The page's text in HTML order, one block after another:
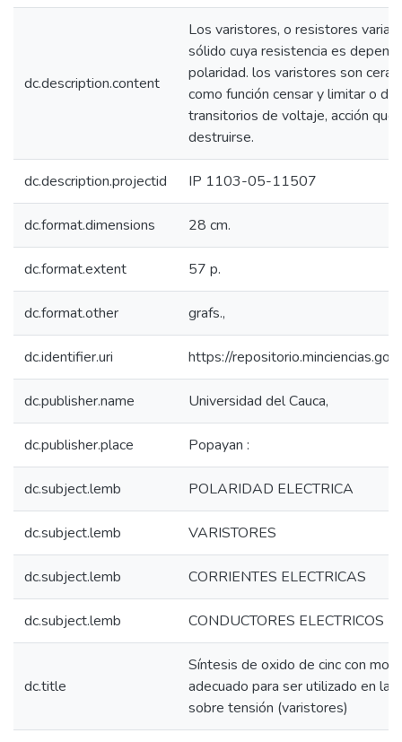
dc.description.content
Los varistores, o resistores
sólido cuya resistencia es
polaridad. los varistores son
como función censar y limitar o
transitorios de voltaje, acción
destruirse.
dc.description.projectid IP 1103-05-11507
dc.format.dimensions 28 cm.
dc.format.extent 57 p.
dc.format.other grafs.,
dc.identifier.uri https://
dc.publisher.name Universidad del Cauca,
dc.publisher.place Popayan :
dc.subject.lemb POLARIDAD ELECTRICA
dc.subject.lemb VARISTORES
dc.subject.lemb CORRIENTES ELECTRICAS
dc.subject.lemb CONDUCTORES ELECTRICOS
dc.title
Síntesis de oxido de cinc con
adecuado para ser utilizado en la
sobre tensión (varistores)